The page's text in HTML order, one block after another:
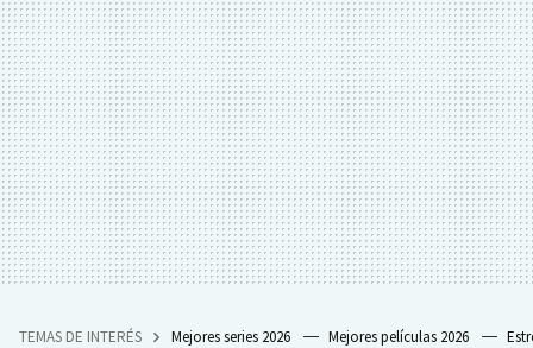
TEMAS DE INTERÉS Mejores series 2026 Mejores películas 2026